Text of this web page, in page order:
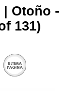
Otoño -
131)